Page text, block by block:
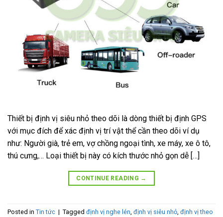
Thiết bị định vị siêu nhỏ theo dõi là dòng thiết bị định GPS
với mục đích để xác định vị trí vật thể cần theo dõi ví dụ
như: Người già, trẻ em, vợ chồng ngoại tình, xe máy, xe ô tô,
thú cưng,… Loại thiết bị này có kích thước nhỏ gọn dễ […]
CONTINUE READING →
Posted in Tin tức | Tagged định vị nghe lén định vị siêu nhỏ định vị theo